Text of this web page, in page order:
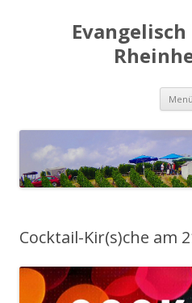
Menü
Cocktail-Kir(s)che am